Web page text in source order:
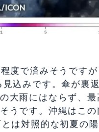
度で済みそうです
込みです。傘が裏
大雨にはならず、最
うです。沖縄はこ
は対照的な初夏の